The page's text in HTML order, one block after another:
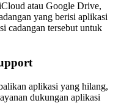
atau Google Drive,
yang berisi aplikasi
cadangan tersebut untuk
aplikasi yang hilang,
dukungan aplikasi